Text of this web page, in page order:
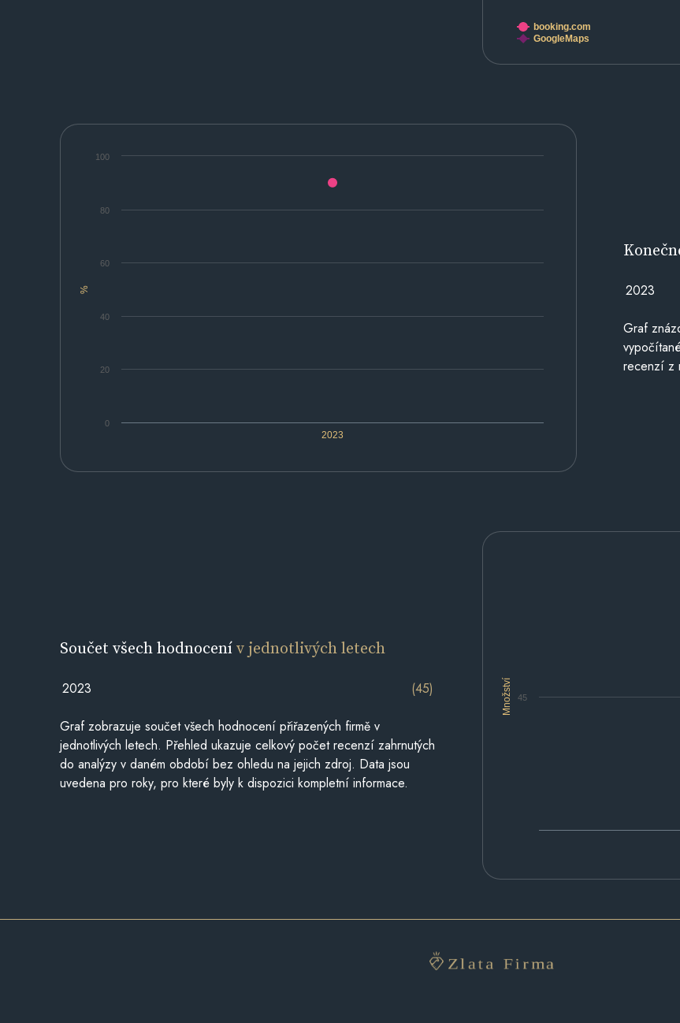
booking.com
GoogleMaps
%
2023
0
20
40
60
80
100
2023
Graf
recenzí z
Množství 45
Součet všech hodnocenív jednotlivých letech
2023 (45)
Graf zobrazuje součet všech hodnocení přiřazených firmě v
jednotlivých letech. Přehled ukazuje celkový počet recenzí zahrnutých
do analýzy v daném období bez ohledu na jejich zdroj. Data jsou
uvedena pro roky, pro které byly k dispozici kompletní informace.